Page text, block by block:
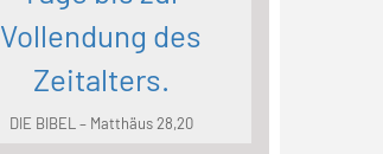
Vollendung des
Zeitalters.
DIE BIBEL – Matthäus 28,20